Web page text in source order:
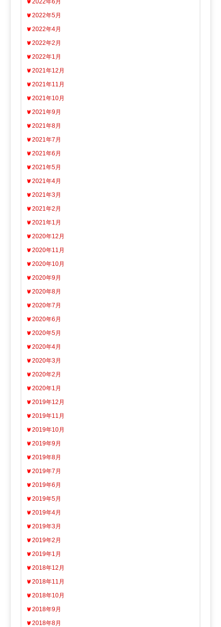
2022年5月
2022年4月
2022年2月
2022年1月
2021年12月
2021年11月
2021年10月
2021年9月
2021年8月
2021年7月
2021年6月
2021年5月
2021年4月
2021年3月
2021年2月
2021年1月
2020年12月
2020年11月
2020年10月
2020年9月
2020年8月
2020年7月
2020年6月
2020年5月
2020年4月
2020年3月
2020年2月
2020年1月
2019年12月
2019年11月
2019年10月
2019年9月
2019年8月
2019年7月
2019年6月
2019年5月
2019年4月
2019年3月
2019年2月
2019年1月
2018年12月
2018年11月
2018年10月
2018年9月
2018年8月